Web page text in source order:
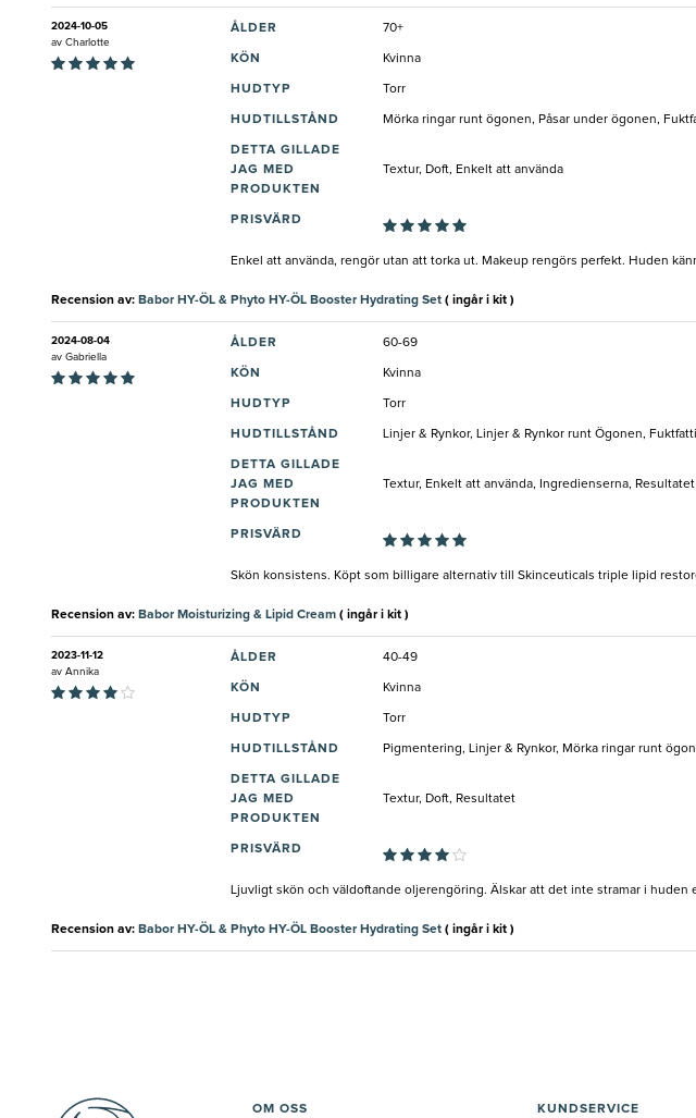
2024-10-05
av Charlotte
ÅLDER 70+
KÖN Kvinna
HUDTYP Torr
HUDTILLSTÅND Mörka ringar runt ögonen, Påsar under ögonen,
DETTA GILLADE
JAG MED
PRODUKTEN
Textur, Doft, Enkelt att använda
PRISVÄRD
Enkel att använda, rengör utan att torka ut. Makeup rengörs perfekt. Huden
Recension av: Babor HY-ÖL & Phyto HY-ÖL Booster Hydrating Set ( ingår i kit )
2024-08-04
av Gabriella
ÅLDER 60-69
KÖN Kvinna
HUDTYP Torr
HUDTILLSTÅND Linjer & Rynkor, Linjer & Rynkor runt Ögonen,
DETTA GILLADE
JAG MED
PRODUKTEN
Textur, Enkelt att använda, Ingredienserna, Resultatet
PRISVÄRD
Skön konsistens. Köpt som billigare alternativ till Skinceuticals triple lipid
Recension av: Babor Moisturizing & Lipid Cream ( ingår i kit )
2023-11-12
av Annika
ÅLDER 40-49
KÖN Kvinna
HUDTYP Torr
HUDTILLSTÅND Pigmentering, Linjer & Rynkor, Mörka ringar runt
DETTA GILLADE
JAG MED
PRODUKTEN
Textur, Doft, Resultatet
PRISVÄRD
Ljuvligt skön och väldoftande oljerengöring. Älskar att det inte stramar i
Recension av: Babor HY-ÖL & Phyto HY-ÖL Booster Hydrating Set ( ingår i kit )
OM OSS KUNDSERVICE